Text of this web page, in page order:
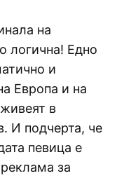
на
логична! Едно
и
Европа и на
в
И подчерта, че
певица е
за